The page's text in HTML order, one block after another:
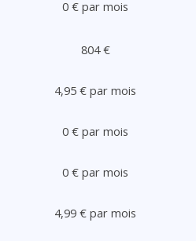
0 € par mois
804 €
4,95 € par mois
0 € par mois
0 € par mois
4,99 € par mois